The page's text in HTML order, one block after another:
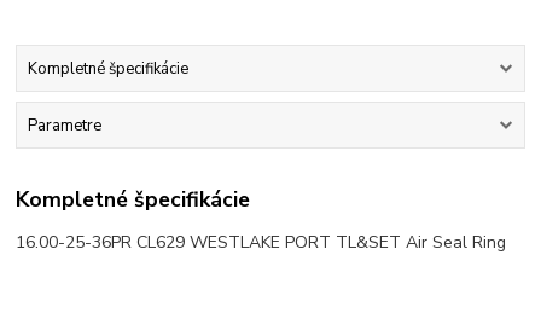
Kompletné špecifikácie
Parametre
Kompletné špecifikácie
16.00-25-36PR CL629 WESTLAKE PORT TL&SET Air Seal Ring